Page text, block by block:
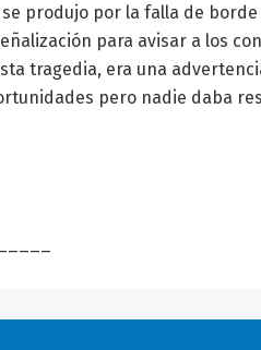
produjo por la falla de
para avisar a los
tragedia, era una
pero nadie daba